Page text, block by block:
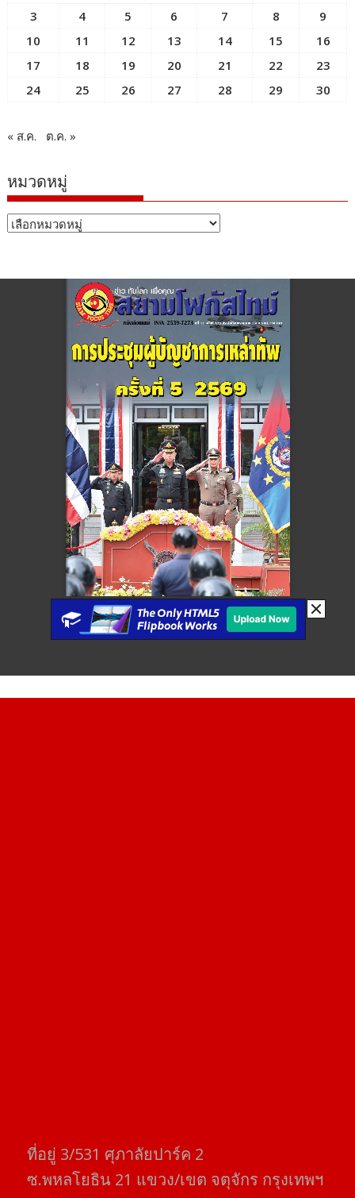
3
4 5 6 7 8
9
10
11 12 13 14 15
16
17
18 19 20 21 22
23
24
25 26 27 28 29 30
« ส.ค. ต.ค. »
หมวดหมู่
หมวด
ที่อยู่​ 3/531​ ศุภาลัยปาร์ค​ 2
ซ.พหลโยธิน​ 21​ แขวง/เขต​ จตุจักร​ กรุงเทพฯ